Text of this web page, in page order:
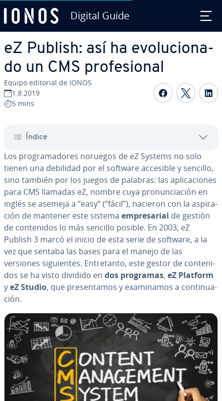
Digital Guide
eZ Publish: así ha evo­lu­cio­na­
do un CMS pro­fe­sio­nal
Equipo editorial de IONOS
1.8.2019
5 mins
Compartir
Índice
Los pro­gra­ma­do­res noruegos de eZ Systems no solo
tienen una debilidad por el software accesible y sencillo,
sino también por los juegos de palabras: las apli­ca­cio­nes
para CMS llamadas eZ, nombre cuya pro­nu­n­cia­ción en
inglés se asemeja a “easy” (“fácil”), nacieron con la as­pi­ra­
ción de mantener este sistema em­pre­sa­rial de gestión
de co­n­te­ni­dos lo más sencillo posible. En 2003, eZ
Publish 3 marcó el inicio de esta serie de software, a la
vez que sentaba las bases para el manejo de las
versiones si­guie­n­tes. En­tre­ta­n­to, este gestor de co­n­te­ni­
dos se ha visto dividido en dos programas, eZ Platform
yeZ Studio, que pre­se­n­ta­mos y exa­mi­na­mos a co­n­ti­nua­
ción.